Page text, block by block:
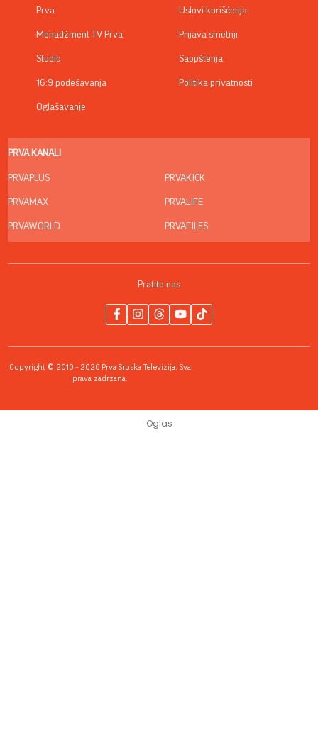
Prva
Menadžment TV Prva
Studio
16:9 podešavanja
Oglašavanje
Uslovi korišćenja
Prijava smetnji
Saopštenja
Politika privatnosti
PRVA KANALI
PRVAPLUS
PRVAMAX
PRVAWORLD
PRVAKICK
PRVALIFE
PRVAFILES
Pratite nas
Copyright © 2010 - 2026 Prva Srpska Televizija. Sva
prava zadržana.